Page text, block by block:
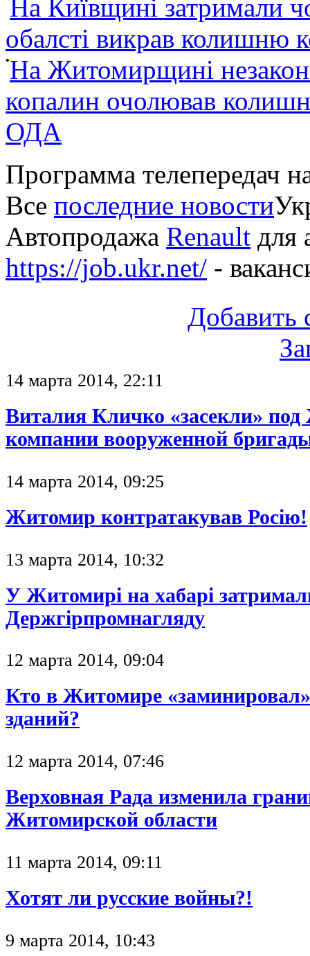
На Київщині затримали
обалсті викрав колишню
•На Житомирщині
копалин очолював
ОДА
Программа телепередач
Все последние новости
Автопродажа Renault для
https://job.ukr.net/ -
Добавить
14 марта 2014, 22:11
Виталия Кличко «засекли»
компании вооруженной
14 марта 2014, 09:25
Житомир контратакував Росію!
13 марта 2014, 10:32
У Житомирі на хабарі
Держгірпромнагляду
12 марта 2014, 09:04
Кто в Житомире
зданий?
12 марта 2014, 07:46
Верховная Рада изменила
Житомирской области
11 марта 2014, 09:11
Хотят ли русские войны?!
9 марта 2014, 10:43